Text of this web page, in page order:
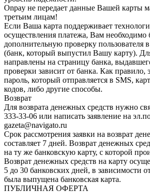
Onpay не передает данные Вашей карты
третьим лицам!
Если Ваша карта поддерживает
осуществления платежа, Вам необходимо
дополнительную проверку пользователя
(банк, который выпустил Вашу карту).
направлены на страницу банка,
проверки зависит от банка. Как правило,
пароль, который отправляется в SMS,
кодов, либо другие способы.
Возврат
Для возврата денежных средств нужно
333-33-06 или написать заявление на
gazeta@navigato.ru
Срок рассмотрения заявки на возврат
составляет 7 дней. Возврат денежных
на ту же банковскую карту, с которой
Возврат денежных средств на карту
5 до 30 банковских дней, в зависимости
была выпущена банковская карта.
ПУБЛИЧНАЯ ОФЕРТА